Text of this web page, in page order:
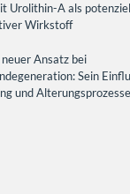
Urolithin-A als
Wirkstoff
Ansatz bei
Sein
und Alterungsprozesse